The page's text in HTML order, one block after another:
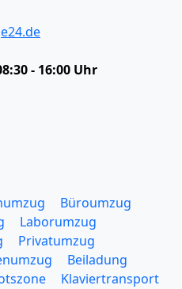
- 16:00 Uhr
Büroumzug
Laborumzug
Privatumzug
Beiladung
Klaviertransport